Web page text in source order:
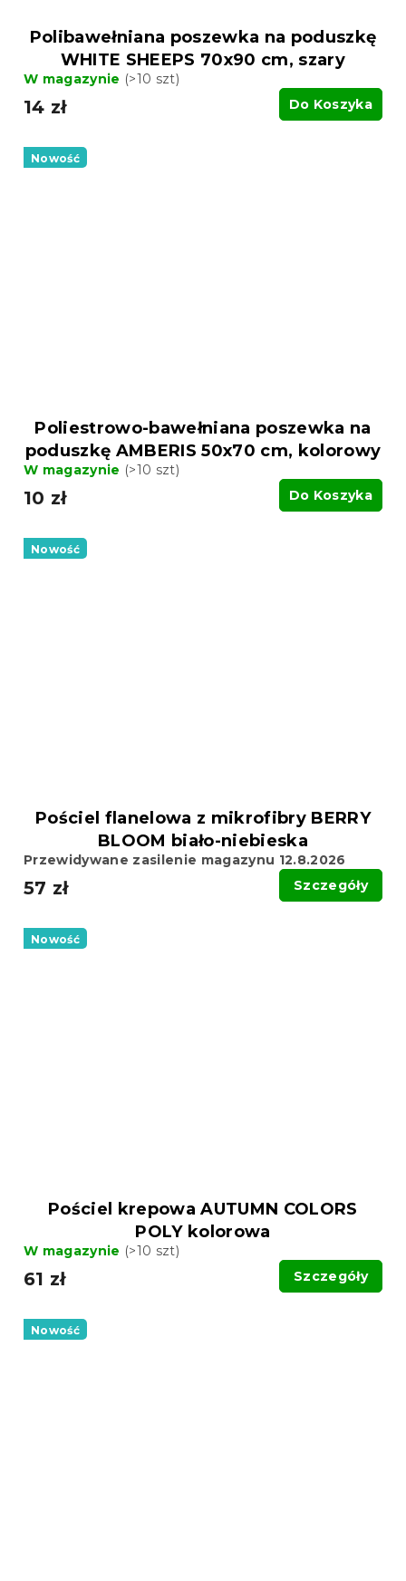
Polibawełniana poszewka na poduszkę
WHITE SHEEPS 70x90 cm, szary
W magazynie (>10 szt)
14 zł Do Koszyka
Nowość
Poliestrowo-bawełniana poszewka na
poduszkę AMBERIS 50x70 cm, kolorowy
W magazynie (>10 szt)
10 zł Do Koszyka
Nowość
Pościel flanelowa z mikrofibry BERRY
BLOOM biało-niebieska
Przewidywane zasilenie magazynu 12.8.2026
57 zł Szczegóły
Nowość
Pościel krepowa AUTUMN COLORS
POLY kolorowa
W magazynie (>10 szt)
61 zł Szczegóły
Nowość